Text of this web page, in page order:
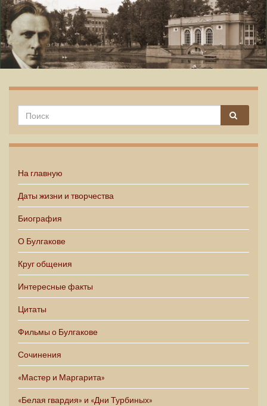
На главную
Даты жизни и творчества
Биография
О Булгакове
Круг общения
Интересные факты
Цитаты
Фильмы о Булгакове
Сочинения
«Мастер и Маргарита»
«Белая гвардия» и «Дни Турбиных»